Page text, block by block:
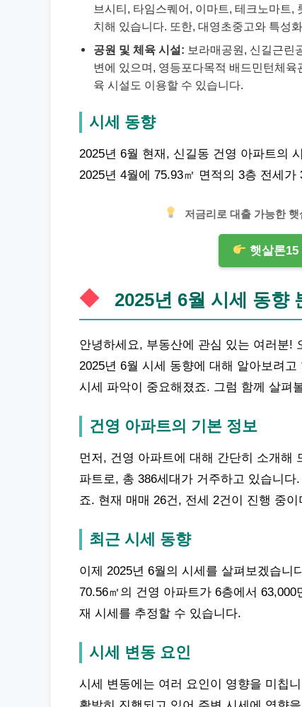
브시티, 타임스퀘어, 이마트, 테크노마트,
치해 있습니다. 또한, 대영초중고와 특성
공원 및 체육 시설: 보라매공원, 신길근린
변에 있으며, 영등포다목적 배드민턴체
육 시설도 이용할 수 있습니다.
시세 동향
2025년 6월 현재, 신길동 건영 아파트의
2025년 4월에 75.93㎡ 면적의 3층 전세
저금리로 대출 가능한
햇살론15
2025년 6월 시세 동향
안녕하세요, 부동산에 관심 있는 여러분!
2025년 6월 시세 동향에 대해 알아보려고
시세 파악이 중요해졌죠. 그럼 함께 살펴
건영 아파트의 기본 정보
먼저, 건영 아파트에 대해 간단히 소개해
파트로, 총 386세대가 거주하고 있습니
죠. 현재 매매 26건, 전세 2건이 진행 중
최근 시세 동향
이제 2025년 6월의 시세를 살펴보겠습니
70.56㎡의 건영 아파트가 6층에서
재 시세를 추정할 수 있습니다.
시세 변동 요인
시세 변동에는 여러 요인이 영향을 미칩